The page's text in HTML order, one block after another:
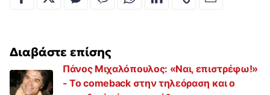
Διαβάστε επίσης
Πάνος Μιχαλόπουλος: «Ναι, επιστρέφω!»
- Το comeback στην τηλεόραση και ο